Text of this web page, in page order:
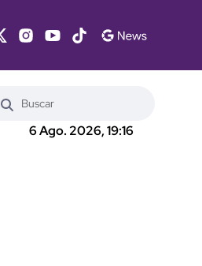
6 Ago. 2026, 19:16